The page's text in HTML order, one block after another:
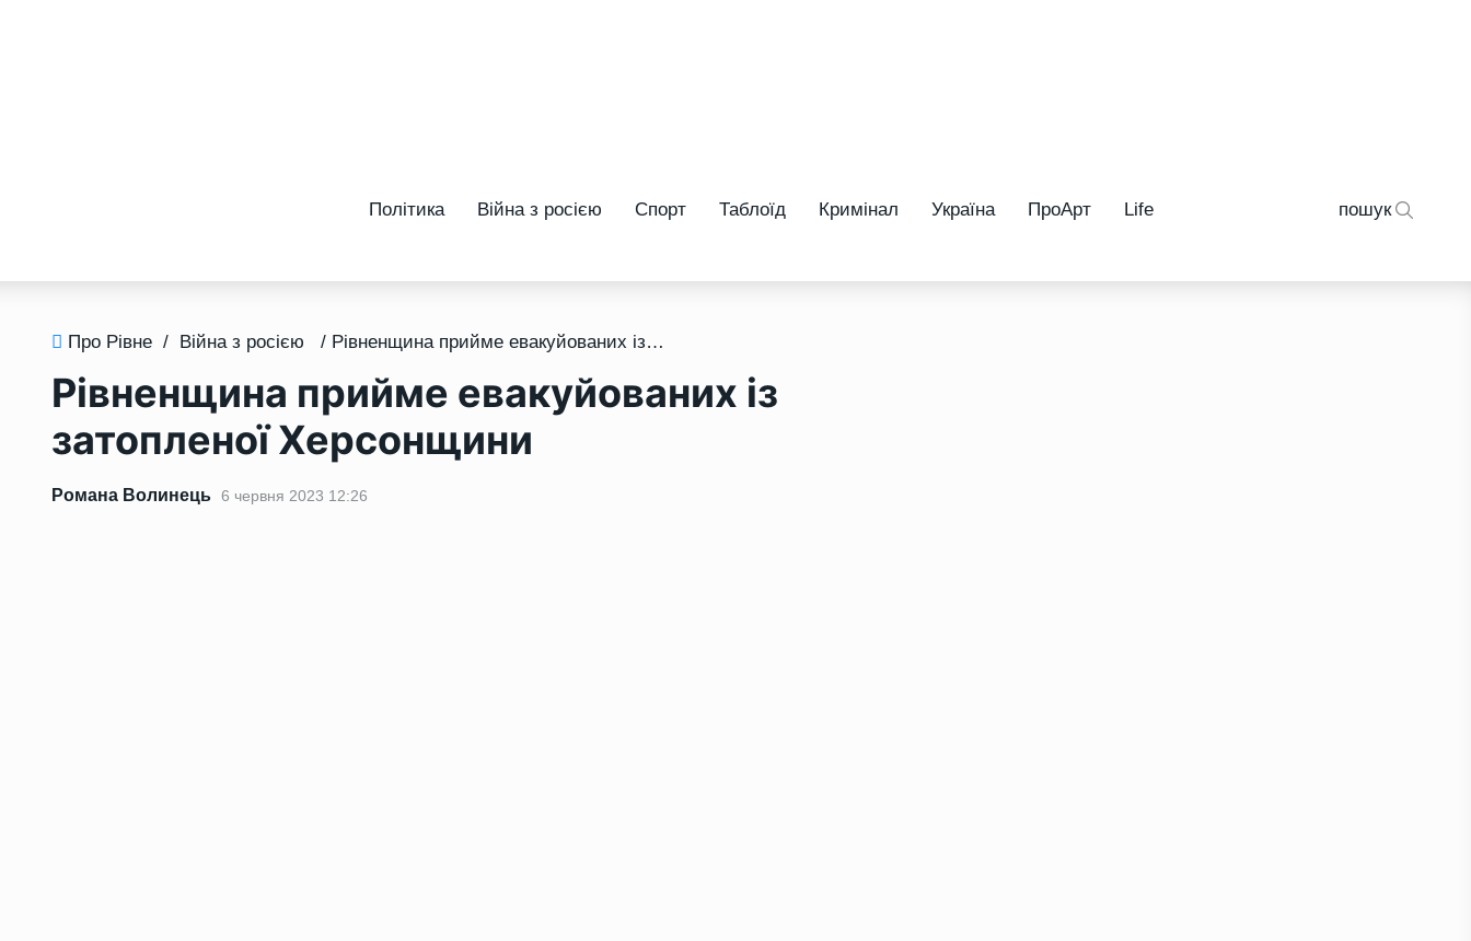
Політика Війна з росією Спорт Таблоїд Кримінал Україна ПроАрт Life пошук
Про Рівне / Війна з росією / Рівненщина прийме евакуйованих із затопленої Херсонщини
Рівненщина прийме евакуйованих із
затопленої Херсонщини
Романа Волинець 6 червня 2023 12:26